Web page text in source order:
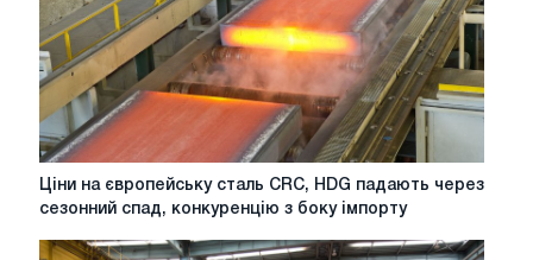
Ціни
сталь
Ціни на європейську сталь CRC, HDG падають через
сезонний спад, конкуренцію з боку імпорту